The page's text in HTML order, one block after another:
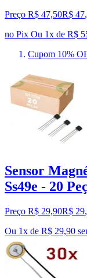
Preço R$ 47,50R$ 47,
no Pix Ou 1x de R$
Cupom 10%
Sensor
Ss49e - 20
Preço R$ 29,90R$ 29,
Ou 1x de R$ 29,90